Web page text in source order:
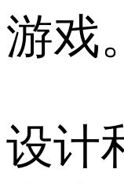
游戏。
设计